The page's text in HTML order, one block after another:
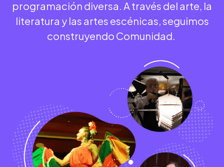
programación diversa. A través del arte, la
literatura y las artes escénicas, seguimos
construyendo Comunidad.